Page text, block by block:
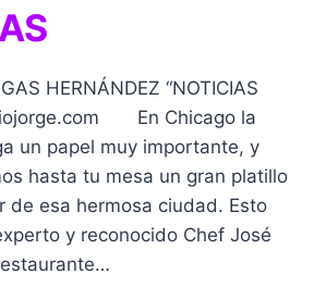
HERNÁNDEZ “NOTICIAS
En Chicago la
un papel muy importante, y
hasta tu mesa un gran platillo
de esa hermosa ciudad. Esto
y reconocido Chef José